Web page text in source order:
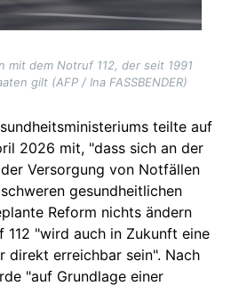
mit dem Notruf 112, der seit 1991
gilt (AFP / Ina FASSBENDER)
teilte auf
2026 mit, "dass sich an der
Versorgung von Notfällen
gesundheitlichen
Reform nichts ändern
"wird auch in Zukunft eine
direkt erreichbar sein". Nach
"auf Grundlage einer